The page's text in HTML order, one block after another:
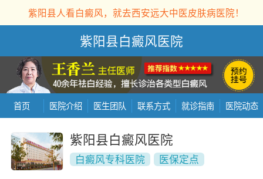
紫阳县人看白癜风，就去西安远大中医皮肤病医院！
紫阳县白癜风医院
首页 医院介绍 医生团队 联系方式 就诊指南 医院动态
紫阳县白癜风医院
白癜风专科医院
医保定点